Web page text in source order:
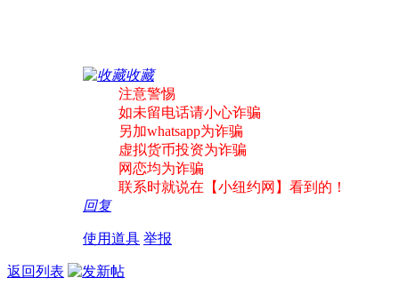
收藏
注意警惕
如未留电话请小心诈骗
另加whatsapp为诈骗
虚拟货币投资为诈骗
网恋均为诈骗
联系时就说在【小纽约网】看到的！
回复
使用道具 举报
返回列表